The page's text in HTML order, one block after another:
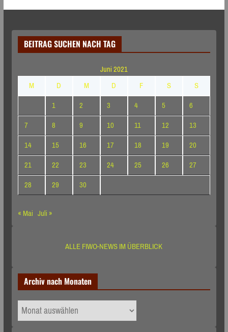
BEITRAG SUCHEN NACH TAG
Juni 2021
M
D M D F S
S
1
2 3 4 5
6
7
8 9 10 11 12
13
14
15 16 17 18 19
20
21
22 23 24 25 26
27
28
29
30
« Mai Juli »
ALLE FIWO-NEWS IM ÜBERBLICK
Archiv nach Monaten
Archiv
nach